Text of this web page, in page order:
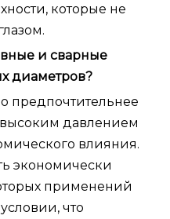
которые не
и сварные
диаметров?
предпочтительнее
давлением
влияния.
экономически
применений
что